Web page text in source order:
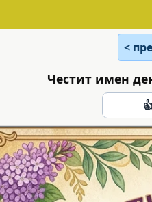
<
Честит имен